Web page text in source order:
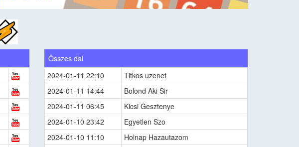
Összes dal
2024-01-11 22:10
Titkos uzenet
2024-01-11 14:44
Bolond Aki Sir
2024-01-11 06:45
Kicsi Gesztenye
2024-01-10 23:42
Egyetlen Szo
2024-01-10 11:10
Holnap Hazautazom